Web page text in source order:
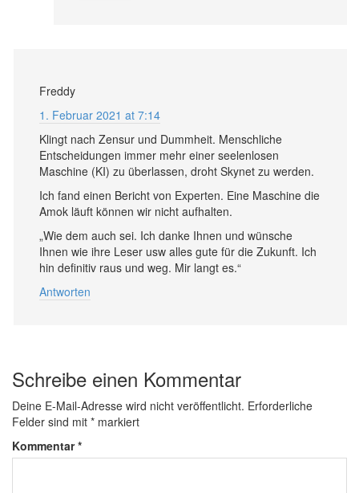
Freddy
1. Februar 2021 at 7:14
Klingt nach Zensur und Dummheit. Menschliche
Entscheidungen immer mehr einer seelenlosen
Maschine (KI) zu überlassen, droht Skynet zu werden.
Ich fand einen Bericht von Experten. Eine Maschine die
Amok läuft können wir nicht aufhalten.
„Wie dem auch sei. Ich danke Ihnen und wünsche
Ihnen wie ihre Leser usw alles gute für die Zukunft. Ich
hin definitiv raus und weg. Mir langt es.“
Antworten
Schreibe einen Kommentar
Deine E-Mail-Adresse wird nicht veröffentlicht. Erforderliche
Felder sind mit * markiert
Kommentar*